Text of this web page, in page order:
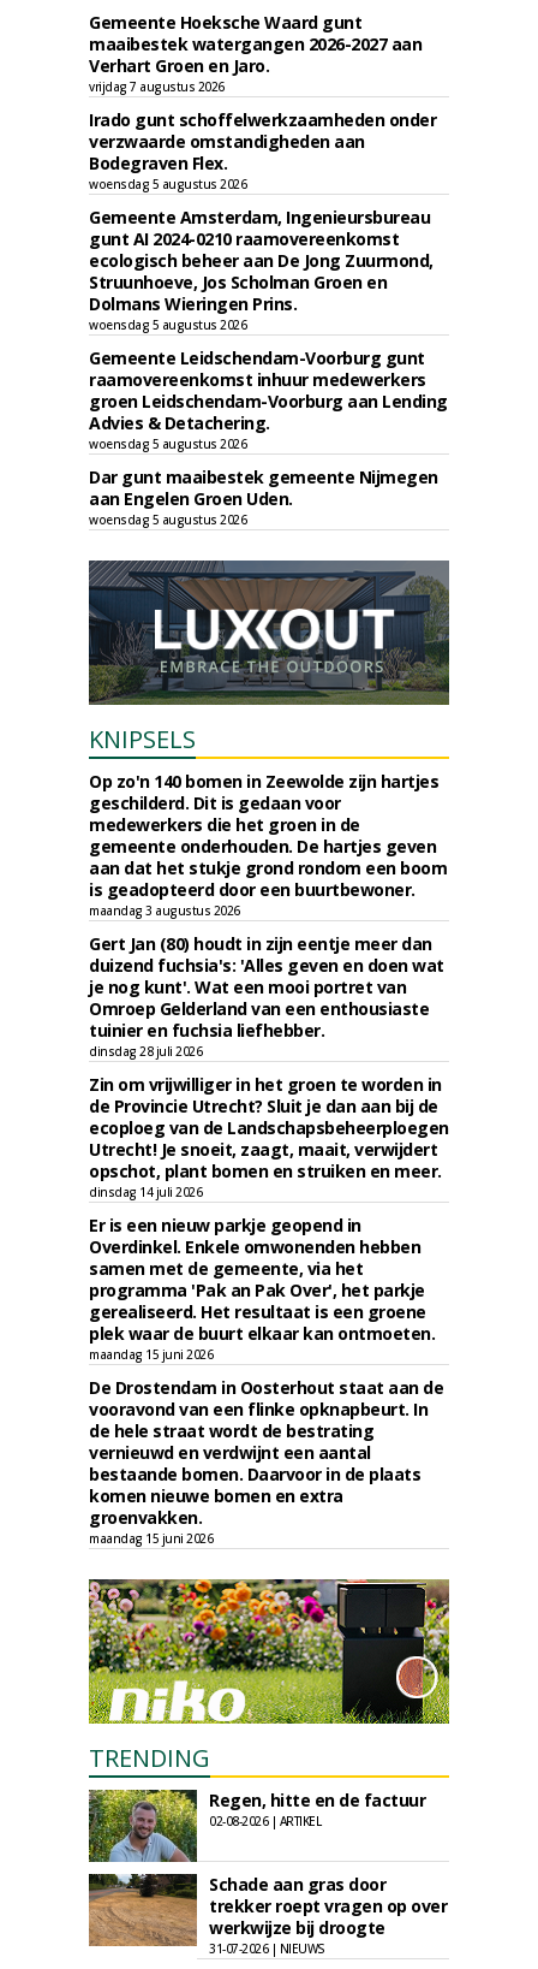
Gemeente Hoeksche Waard gunt
maaibestek watergangen 2026-2027 aan
Verhart Groen en Jaro.
vrijdag 7 augustus 2026
Irado gunt schoffelwerkzaamheden onder
verzwaarde omstandigheden aan
Bodegraven Flex.
woensdag 5 augustus 2026
Gemeente Amsterdam, Ingenieursbureau
gunt AI 2024-0210 raamovereenkomst
ecologisch beheer aan De Jong Zuurmond,
Struunhoeve, Jos Scholman Groen en
Dolmans Wieringen Prins.
woensdag 5 augustus 2026
Gemeente Leidschendam-Voorburg gunt
raamovereenkomst inhuur medewerkers
groen Leidschendam-Voorburg aan Lending
Advies & Detachering.
woensdag 5 augustus 2026
Dar gunt maaibestek gemeente Nijmegen
aan Engelen Groen Uden.
woensdag 5 augustus 2026
KNIPSELS
Op zo'n 140 bomen in Zeewolde zijn hartjes
geschilderd. Dit is gedaan voor
medewerkers die het groen in de
gemeente onderhouden. De hartjes geven
aan dat het stukje grond rondom een boom
is geadopteerd door een buurtbewoner.
maandag 3 augustus 2026
Gert Jan (80) houdt in zijn eentje meer dan
duizend fuchsia's: 'Alles geven en doen wat
je nog kunt'. Wat een mooi portret van
Omroep Gelderland van een enthousiaste
tuinier en fuchsia liefhebber.
dinsdag 28 juli 2026
Zin om vrijwilliger in het groen te worden in
de Provincie Utrecht? Sluit je dan aan bij de
ecoploeg van de Landschapsbeheerploegen
Utrecht! Je snoeit, zaagt, maait, verwijdert
opschot, plant bomen en struiken en meer.
dinsdag 14 juli 2026
Er is een nieuw parkje geopend in
Overdinkel. Enkele omwonenden hebben
samen met de gemeente, via het
programma 'Pak an Pak Over', het parkje
gerealiseerd. Het resultaat is een groene
plek waar de buurt elkaar kan ontmoeten.
maandag 15 juni 2026
De Drostendam in Oosterhout staat aan de
vooravond van een flinke opknapbeurt. In
de hele straat wordt de bestrating
vernieuwd en verdwijnt een aantal
bestaande bomen. Daarvoor in de plaats
komen nieuwe bomen en extra
groenvakken.
maandag 15 juni 2026
TRENDING
Regen, hitte en de factuur
02-08-2026 | ARTIKEL
Schade aan gras door
trekker roept vragen op over
werkwijze bij droogte
31-07-2026 | NIEUWS